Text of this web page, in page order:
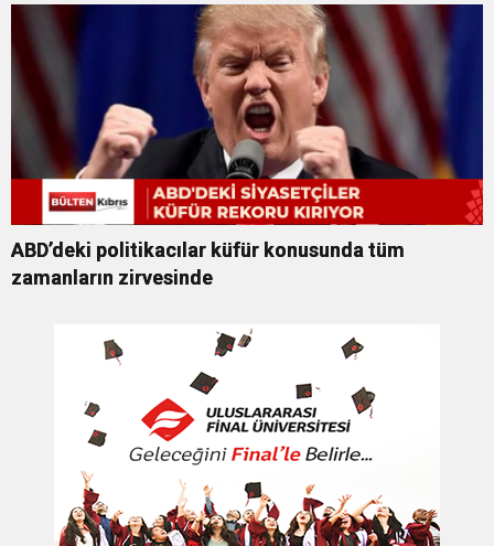
ABD’deki politikacılar küfür konusunda tüm
zamanların zirvesinde